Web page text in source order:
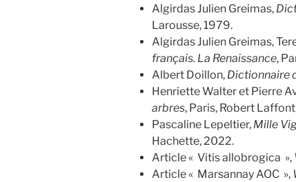
Algirdas Julien Greimas,
Larousse, 1979.
Algirdas Julien Greimas,
français. La Renaissance,
Albert Doillon, Dictionnaire
Henriette Walter et Pierre
arbres, Paris, Robert
Pascaline Lepeltier, Mille
Hachette, 2022.
Article « Vitis allobrogica »,
Article « Marsannay AOC »,